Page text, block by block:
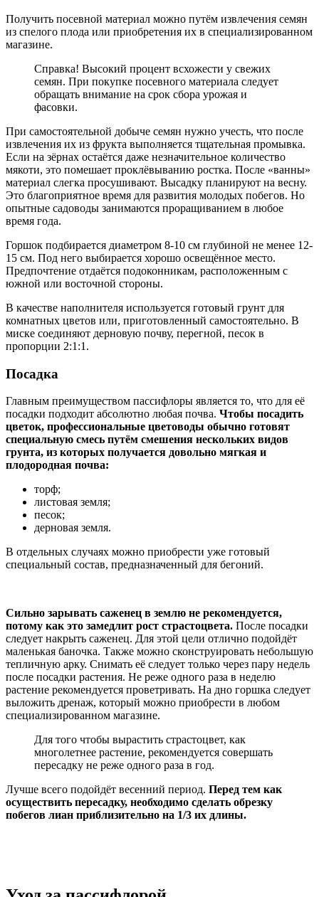
Получить посевной материал можно путём извлечения семян
из спелого плода или приобретения их в специализированном
магазине.
Справка! Высокий процент всхожести у свежих
семян. При покупке посевного материала следует
обращать внимание на срок сбора урожая и
фасовки.
При самостоятельной добыче семян нужно учесть, что после
извлечения их из фрукта выполняется тщательная промывка.
Если на зёрнах остаётся даже незначительное количество
мякоти, это помешает проклёвыванию ростка. После «ванны»
материал слегка просушивают. Высадку планируют на весну.
Это благоприятное время для развития молодых побегов. Но
опытные садоводы занимаются проращиванием в любое
время года.
Горшок подбирается диаметром 8-10 см глубиной не менее 12-
15 см. Под него выбирается хорошо освещённое место.
Предпочтение отдаётся подоконникам, расположенным с
южной или восточной стороны.
В качестве наполнителя используется готовый грунт для
комнатных цветов или, приготовленный самостоятельно. В
миске соединяют дерновую почву, перегной, песок в
пропорции 2:1:1.
Посадка
Главным преимуществом пассифлоры является то, что для её
посадки подходит абсолютно любая почва. Чтобы посадить
цветок, профессиональные цветоводы обычно готовят
специальную смесь путём смешения нескольких видов
грунта, из которых получается довольно мягкая и
плодородная почва:
торф;
листовая земля;
песок;
дерновая земля.
В отдельных случаях можно приобрести уже готовый
специальный состав, предназначенный для бегоний.
Сильно зарывать саженец в землю не рекомендуется,
потому как это замедлит рост страстоцвета. После посадки
следует накрыть саженец. Для этой цели отлично подойдёт
маленькая баночка. Также можно сконструировать небольшую
тепличную арку. Снимать её следует только через пару недель
после посадки растения. Не реже одного раза в неделю
растение рекомендуется проветривать. На дно горшка следует
выложить дренаж, который можно приобрести в любом
специализированном магазине.
Для того чтобы вырастить страстоцвет, как
многолетнее растение, рекомендуется совершать
пересадку не реже одного раза в год.
Лучше всего подойдёт весенний период. Перед тем как
осуществить пересадку, необходимо сделать обрезку
побегов лиан приблизительно на 1/3 их длины.